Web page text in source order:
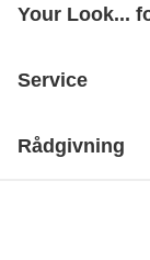
Your Look...
Service
Rådgivning